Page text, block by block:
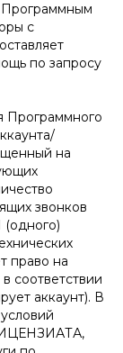
Программным
с
по запросу
Программного
на
звонков
(одного)
право на
соответствии
аккаунт). В